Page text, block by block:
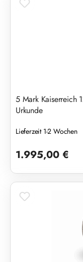
5 Mark Kaiserreich
Urkunde
Lieferzeit 1-2 Wochen
1.995,00 €